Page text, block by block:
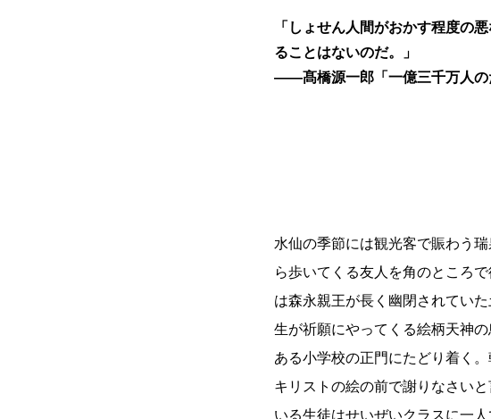
「しょせん人間がおかす程度の
ることはないのだ。」
——髙橋源一郎「一億三千万人の
水仙の季節には観光客で賑わう
ら歩いてくる友人を角のところ
は森永親王が長く幽閉されてい
生が祈願にやってくる絵柄天神
ある小学校の正門にたどり着く
キリストの絵の前で謝りなさい
いる生徒はせいぜいクラスに一